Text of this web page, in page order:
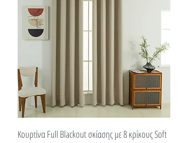
Κουρτίνα Full Blackout σκίασης με 8 κρίκους Soft